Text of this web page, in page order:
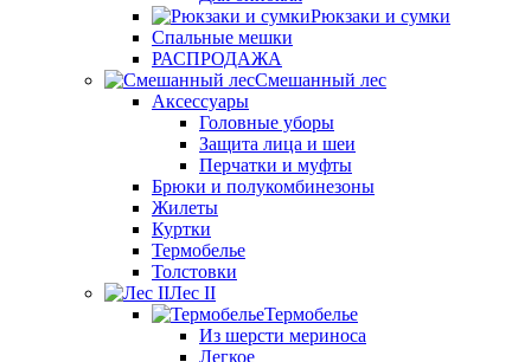
Рюкзаки и сумки
Спальные мешки
РАСПРОДАЖА
Смешанный лес
Аксессуары
Головные уборы
Защита лица и шеи
Перчатки и муфты
Брюки и полукомбинезоны
Жилеты
Куртки
Термобелье
Толстовки
Лес II
Термобелье
Из шерсти мериноса
Легкое